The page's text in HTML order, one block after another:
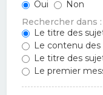
Oui
Non
Rechercher dans :
Le titre des
Le contenu
Le titre des
Le premier